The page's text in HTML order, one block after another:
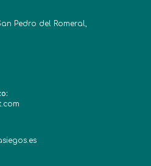
Pedro del Romeral,